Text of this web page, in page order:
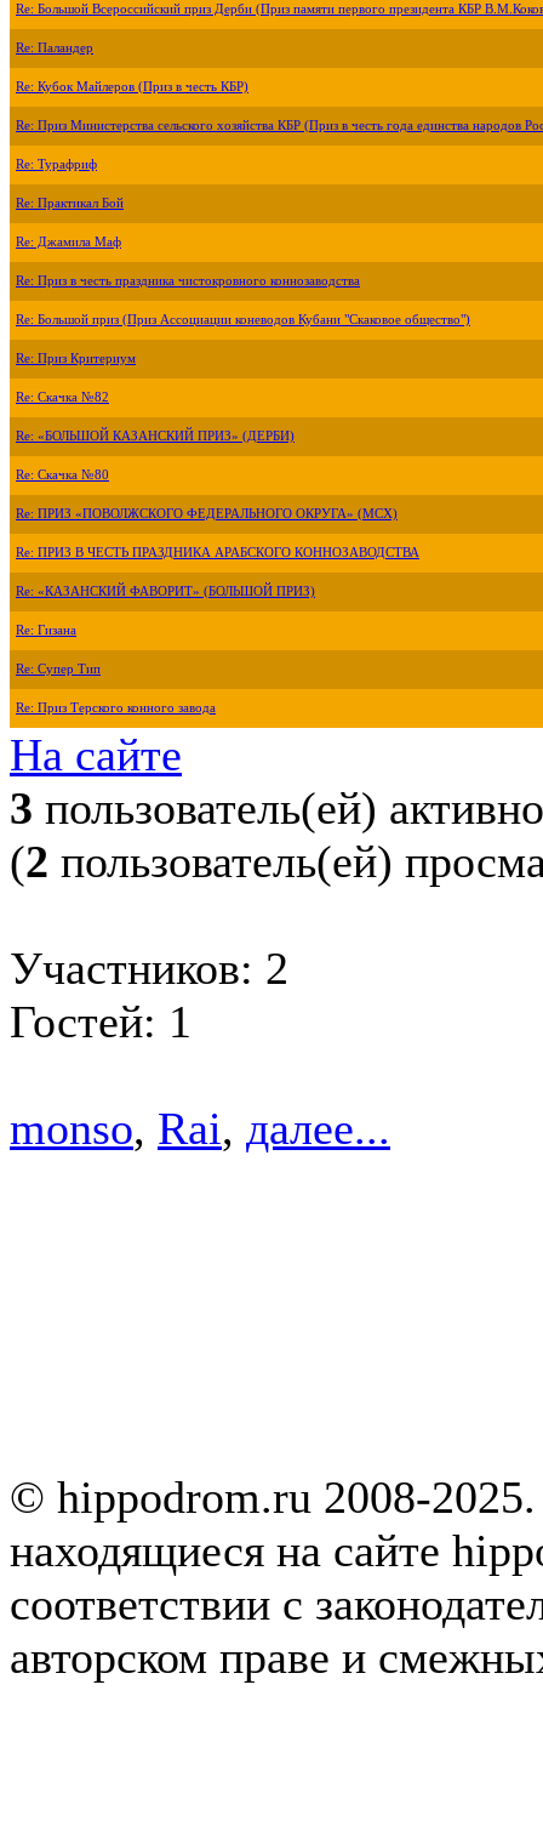
Re: Большой Всероссийский приз Дерби (Приз памяти первого президента КБР
Re: Паландер
Re: Кубок Майлеров (Приз в честь КБР)
Re: Приз Министерства сельского хозяйства КБР (Приз в честь года единства народов
Re: Турафриф
Re: Практикал Бой
Re: Джамила Маф
Re: Приз в честь праздника чистокровного коннозаводства
Re: Большой приз (Приз Ассоциации коневодов Кубани "Скаковое общество")
Re: Приз Критериум
Re: Скачка №82
Re: «БОЛЬШОЙ КАЗАНСКИЙ ПРИЗ» (ДЕРБИ)
Re: Скачка №80
Re: ПРИЗ «ПОВОЛЖСКОГО ФЕДЕРАЛЬНОГО ОКРУГА» (МСХ)
Re: ПРИЗ В ЧЕСТЬ ПРАЗДНИКА АРАБСКОГО КОННОЗАВОДСТВА
Re: «КАЗАНСКИЙ ФАВОРИТ» (БОЛЬШОЙ ПРИЗ)
Re: Гизана
Re: Супер Тип
Re: Приз Терского конного завода
На сайте
3 пользователь(ей) активно
(2 пользователь(ей)
Участников: 2
Гостей: 1
monso, Rai, далее...
© hippodrom.ru 2008-
находящиеся на сайте
соответствии с
авторском праве и